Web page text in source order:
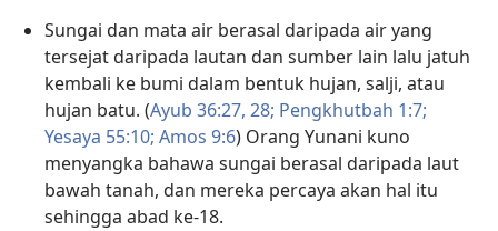
Sungai dan mata air berasal daripada air yang
tersejat daripada lautan dan sumber lain lalu jatuh
kembali ke bumi dalam bentuk hujan, salji, atau
hujan batu. (Ayub 36:27, 28; Pengkhutbah 1:7;
Yesaya 55:10; Amos 9:6) Orang Yunani kuno
menyangka bahawa sungai berasal daripada laut
bawah tanah, dan mereka percaya akan hal itu
sehingga abad ke-18.